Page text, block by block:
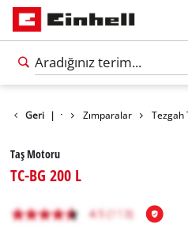
Geri |
Aletler Zımparalar Tezgah
Taş Motoru
TC-BG 200 L